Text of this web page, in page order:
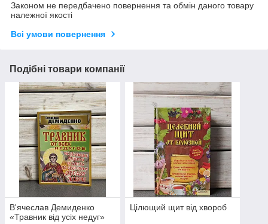
Законом не передбачено повернення та обмін даного товару
належної якості
Всі умови повернення
Подібні товари компанії
В'ячеслав Демиденко
«Травник від усіх недуг»
Цілющий щит від хвороб